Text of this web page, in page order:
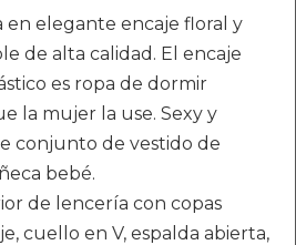
en elegante encaje floral y
de alta calidad. El encaje
es ropa de dormir
la mujer la use. Sexy y
conjunto de vestido de
bebé.
de lencería con copas
cuello en V, espalda abierta,